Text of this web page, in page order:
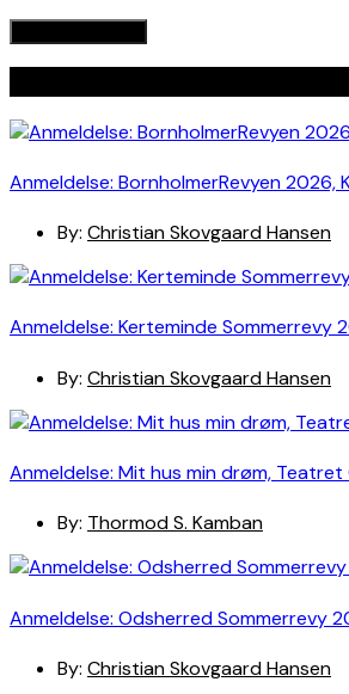
Anmeldelse: BornholmerRevyen 2026,
By: Christian Skovgaard Hansen
Anmeldelse: Kerteminde Sommerrevy
By: Christian Skovgaard Hansen
Anmeldelse: Mit hus min drøm,
By: Thormod S. Kamban
Anmeldelse: Odsherred Sommerrevy
By: Christian Skovgaard Hansen